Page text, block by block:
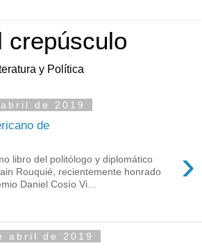
crepúsculo
y Política
de 2019
de
›
libro del politólogo y diplomático
Rouquié, recientemente honrado
Daniel Cosío Vi...
abril de 2019